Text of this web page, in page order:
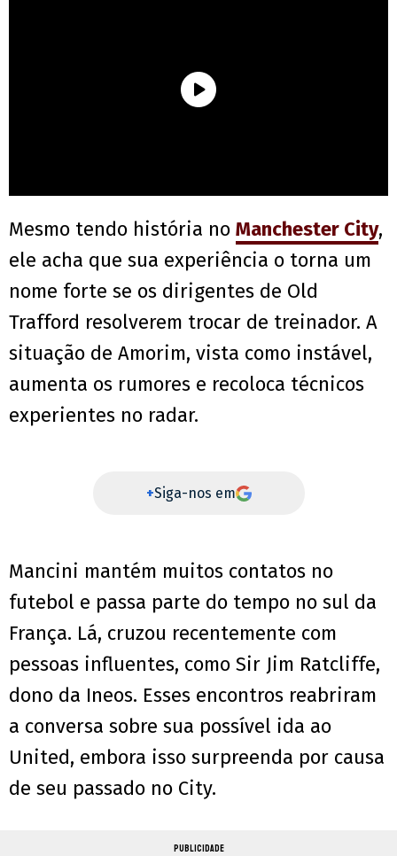
Mesmo tendo história no Manchester City,
ele acha que sua experiência o torna um
nome forte se os dirigentes de Old
Trafford resolverem trocar de treinador. A
situação de Amorim, vista como instável,
aumenta os rumores e recoloca técnicos
experientes no radar.
+Siga-nos em
Mancini mantém muitos contatos no
futebol e passa parte do tempo no sul da
França. Lá, cruzou recentemente com
pessoas influentes, como Sir Jim Ratcliffe,
dono da Ineos. Esses encontros reabriram
a conversa sobre sua possível ida ao
United, embora isso surpreenda por causa
de seu passado no City.
PUBLICIDADE